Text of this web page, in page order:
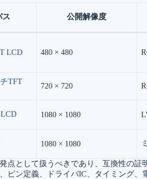
ス 公開解像度
LCD 480 × 480
TFT
720 × 720
1080 × 1080
1080 × 1080
点として扱うべきであり、互換性の
ピン定義、ドライバIC、タイミング